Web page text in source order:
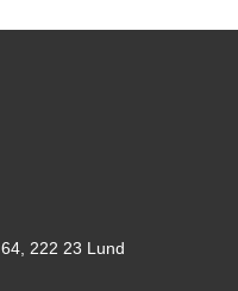
222 23 Lund